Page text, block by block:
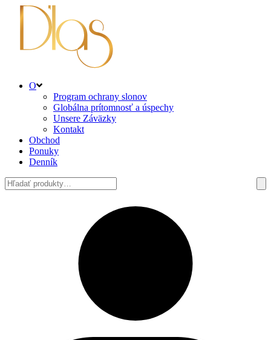
O
Program ochrany slonov
Globálna prítomnosť a úspechy
Unsere Záväzky
Kontakt
Obchod
Ponuky
Denník
Hľadať: